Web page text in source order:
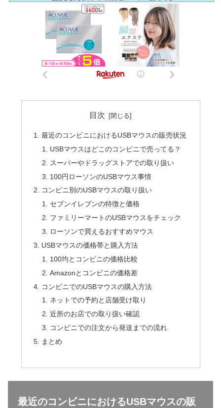
目次
最近のコンビニにおけるUSBマウスの販売状況
USBマウスはどこのコンビニで売ってる？
スーパーやドラッグストアでの取り扱い
100円ローソンのUSBマウス事情
コンビニ別のUSBマウスの取り扱い
セブンイレブンの特徴と価格
ファミリーマートのUSBマウスをチェック
ローソンで買えるおすすめマウス
USBマウスの価格帯と購入方法
100均とコンビニの価格比較
Amazonとコンビニの価格差
コンビニでのUSBマウスの購入方法
ネットでの予約と店舗受け取り
近所のお店での取り扱い確認
コンビニでの注文から発送までの流れ
まとめ
最近のコンビニにおけるUSBマウスの販